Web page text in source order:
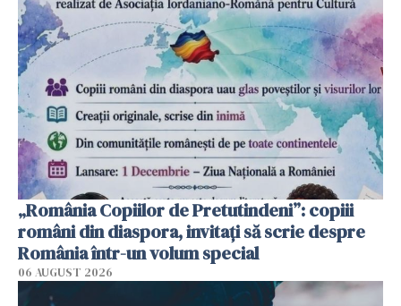
„România Copiilor de Pretutindeni”: copiii
români din diaspora, invitați să scrie despre
România într-un volum special
06 AUGUST 2026